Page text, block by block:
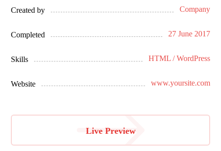
Created by Company
Completed 27 June 2017
Skills HTML / WordPress
Website www.yoursite.com
Live Preview